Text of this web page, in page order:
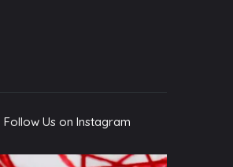
Follow Us on Instagram